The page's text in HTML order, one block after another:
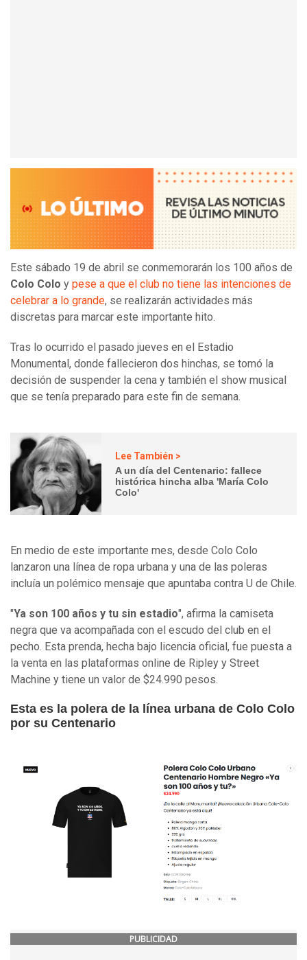
Este sábado 19 de abril se conmemorarán los 100 años de
Colo Colo y pese a que el club no tiene las intenciones de
celebrar a lo grande, se realizarán actividades más
discretas para marcar este importante hito.
Tras lo ocurrido el pasado jueves en el Estadio
Monumental, donde fallecieron dos hinchas, se tomó la
decisión de suspender la cena y también el show musical
que se tenía preparado para este fin de semana.
Lee También >
A un día del Centenario: fallece
histórica hincha alba 'María Colo
Colo'
En medio de este importante mes, desde Colo Colo
lanzaron una línea de ropa urbana y una de las poleras
incluía un polémico mensaje que apuntaba contra U de Chile.
"Ya son 100 años y tu sin estadio", afirma la camiseta
negra que va acompañada con el escudo del club en el
pecho. Esta prenda, hecha bajo licencia oficial, fue puesta a
la venta en las plataformas online de Ripley y Street
Machine y tiene un valor de $24.990 pesos.
Esta es la polera de la línea urbana de Colo Colo
por su Centenario
PUBLICIDAD